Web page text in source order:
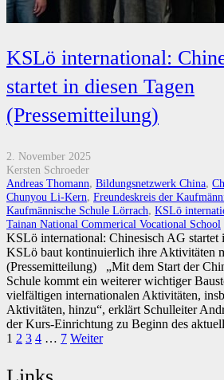
KSLö international:
startet in diesen Tagen
(Pressemitteilung)
2. November 2025
Kersten Schroeder
Andreas Thomann, Bildungsnetzwerk China,
Chunyou Li-Kern, Freundeskreis der
Kaufmännische Schule Lörrach, KSLö
Tainan National Commerical Vocational School
KSLö international: Chinesisch AG startet
KSLö baut kontinuierlich ihre Aktivitäten
(Pressemitteilung) „Mit dem Start der
Schule kommt ein weiterer wichtiger
vielfältigen internationalen Aktivitäten,
Aktivitäten, hinzu“, erklärt Schulleiter
der Kurs-Einrichtung zu Beginn des
1 2 3 4 … 7 Weiter